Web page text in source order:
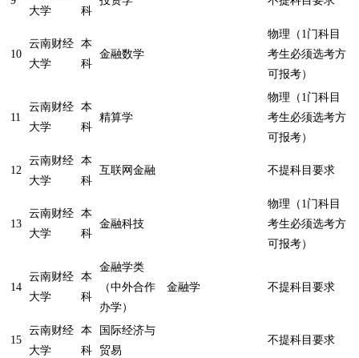
大学
科
10
云南财经
大学
本
科
金融数学
物理（1门科目
考生必须选考方
可报考）
11
云南财经
大学
本
科
精算学
物理（1门科目
考生必须选考方
可报考）
12
云南财经
大学
本
科
互联网金融 不提科目要求
13
云南财经
大学
本
科
金融科技
物理（1门科目
考生必须选考方
可报考）
14
云南财经
大学
本
科
金融学类
（中外合作
办学）
金融学 不提科目要求
15
云南财经
大学
本
科
国际经济与
贸易
不提科目要求